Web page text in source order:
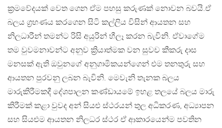
ක්‍රමවේදයක් වෙත ගෙන ඒම පහසු කරුණක් නොවන බවයි.ඒ
බලය ග්‍රහණය කරගෙන සිටි කල්ලිය විසින් ආයතන සහ
නිලධාරීන් තමන්ට රිසි අයුරින් හීලෑ කරන බැවිනි. ඒවාගේම
තම වුවමනාවන්ට අනුව ක්‍රියාත්මක වන සුවච කීකරු දාස
මනසක් ඇති ඔවුනගේ අනුගාමිකයන්ගෙන් එම තනතුරු සහ
ආයතන පුරවනු ලබන බැවිනි. මෙවැනි තැනක බලය
මාරුකිරීමකදී දේශපාලන කණ්ඩායමේ ඉහළ තලයේ බලය මාරු
කිරීමක් කළා වුවද අන් සියළු ස්ථරයන් තුල අධිකරණ, අධ්‍යාපන
සහ සියළුම ආයතන නිලධර ස්ථර ඒ ආකාරයෙන්ම පවතින